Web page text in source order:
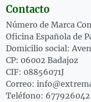
Contacto
Número de Marca
Oficina Española de
Domicilio social:
CP: 06002 Badajoz
CIF: 08856071J
Correo:
Teléfono: 677926042